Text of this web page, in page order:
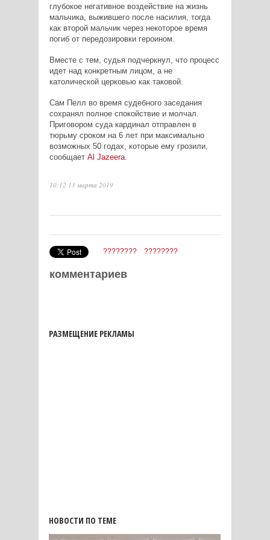
глубокое негативное воздействие на жизнь
мальчика, выжившего после насилия, тогда
как второй мальчик через некоторое время
погиб от передозировки героином.
Вместе с тем, судья подчеркнул, что процесс
идет над конкретным лицом, а не
католической церковью как таковой.
Сам Пелл во время судебного заседания
сохранял полное спокойствие и молчал.
Приговором суда кардинал отправлен в
тюрьму сроком на 6 лет при максимально
возможных 50 годах, которые ему грозили,
сообщает Al Jazeera.
10:12 13 марта 2019
???????? ????????
комментариев
РАЗМЕЩЕНИЕ РЕКЛАМЫ
НОВОСТИ ПО ТЕМЕ